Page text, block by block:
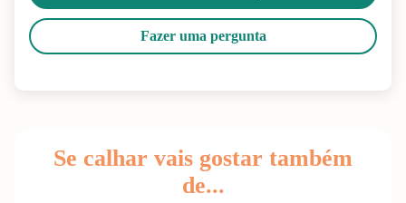
Fazer uma pergunta
Se calhar vais gostar também
de...